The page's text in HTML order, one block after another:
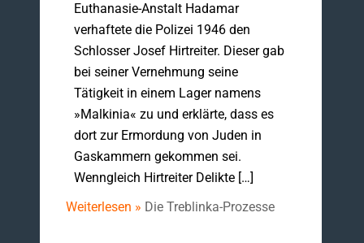
Euthanasie-Anstalt Hadamar
verhaftete die Polizei 1946 den
Schlosser Josef Hirtreiter. Dieser gab
bei seiner Vernehmung seine
Tätigkeit in einem Lager namens
»Malkinia« zu und erklärte, dass es
dort zur Ermordung von Juden in
Gaskammern gekommen sei.
Wenngleich Hirtreiter Delikte […]
Weiterlesen » Die Treblinka-Prozesse